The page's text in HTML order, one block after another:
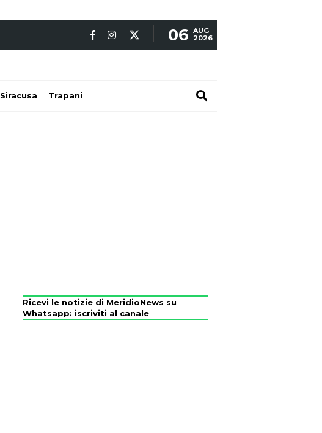
06 AUG
2026
Siracusa Trapani
Ricevi le notizie di MeridioNews su
Whatsapp: iscriviti al canale